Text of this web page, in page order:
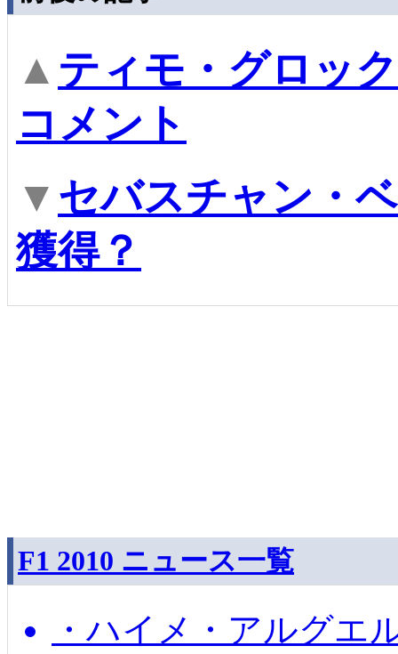
▲ ティモ・グロッ
コメント
▼ セバスチャン・
獲得？
F1 2010 ニュース一覧
・ハイメ・アルグエ